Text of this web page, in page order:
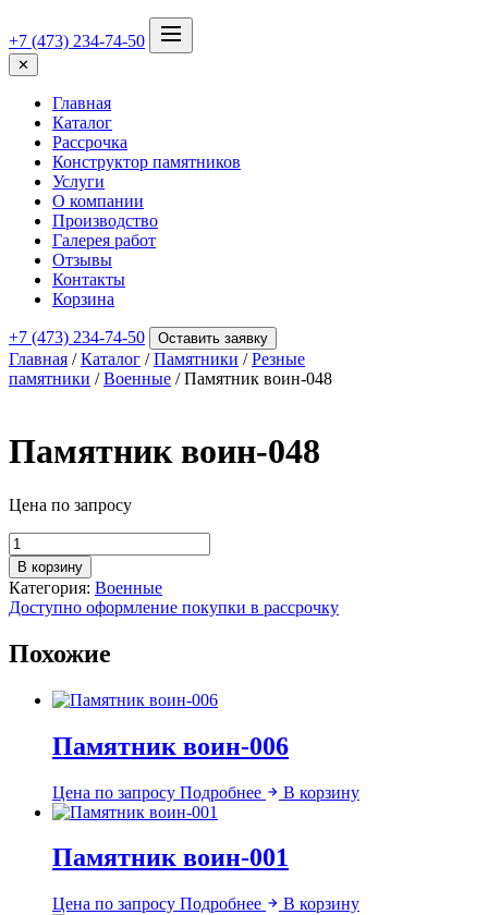
+7 (473) 234-74-50
✕
Главная
Каталог
Рассрочка
Конструктор памятников
Услуги
О компании
Производство
Галерея работ
Отзывы
Контакты
Корзина
+7 (473) 234-74-50 Оставить заявку
Главная /Каталог /Памятники /Резные
памятники /Военные / Памятник воин-048
Памятник воин-048
Цена по запросу
Количество
товара
Памятник
воин-048
В корзину
Категория: Военные
Доступно оформление покупки в рассрочку
Похожие
Памятник воин-006
Цена по запросу Подробнее В корзину
Памятник воин-001
Цена по запросу Подробнее В корзину